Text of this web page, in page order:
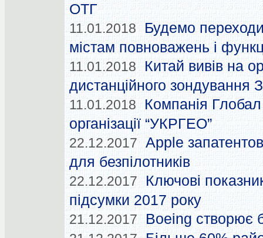
ОТГ
11.01.2018
Будемо
містам повноважень і
11.01.2018
Китай вивів на
дистанційного зондування
11.01.2018
Компанія
організації “УКРГЕО”
22.12.2017 Apple
для безпілотників
22.12.2017
Ключові
підсумки 2017 року
21.12.2017 Boeing створює